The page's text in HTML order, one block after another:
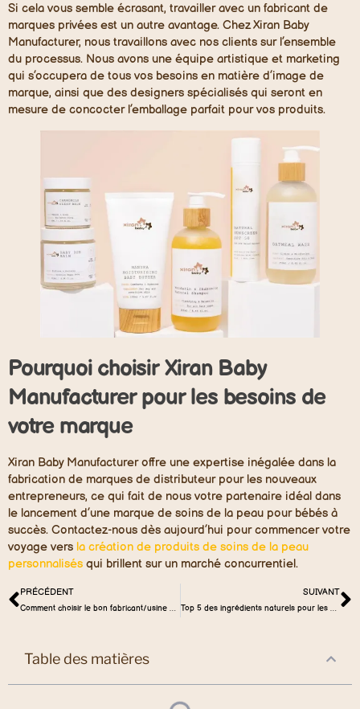
Si cela vous semble écrasant, travailler avec un fabricant de
marques privées est un autre avantage. Chez Xiran Baby
Manufacturer, nous travaillons avec nos clients sur l’ensemble
du processus. Nous avons une équipe artistique et marketing
qui s’occupera de tous vos besoins en matière d’image de
marque, ainsi que des designers spécialisés qui seront en
mesure de concocter l’emballage parfait pour vos produits.
Pourquoi choisir Xiran Baby
Manufacturer pour les besoins de
votre marque
Xiran Baby Manufacturer offre une expertise inégalée dans la
fabrication de marques de distributeur pour les nouveaux
entrepreneurs, ce qui fait de nous votre partenaire idéal dans
le lancement d’une marque de soins de la peau pour bébés à
succès. Contactez-nous dès aujourd’hui pour commencer votre
voyage vers la création de produits de soins de la peau
personnalisés qui brillent sur un marché concurrentiel.
PRÉCÉDENT
Comment choisir le bon fabricant/usine de soins de la peau pour bébés de marque de distributeur
SUIVANT
Top 5 des ingrédients naturels pour les soins de la peau pour bébés
Table des matières